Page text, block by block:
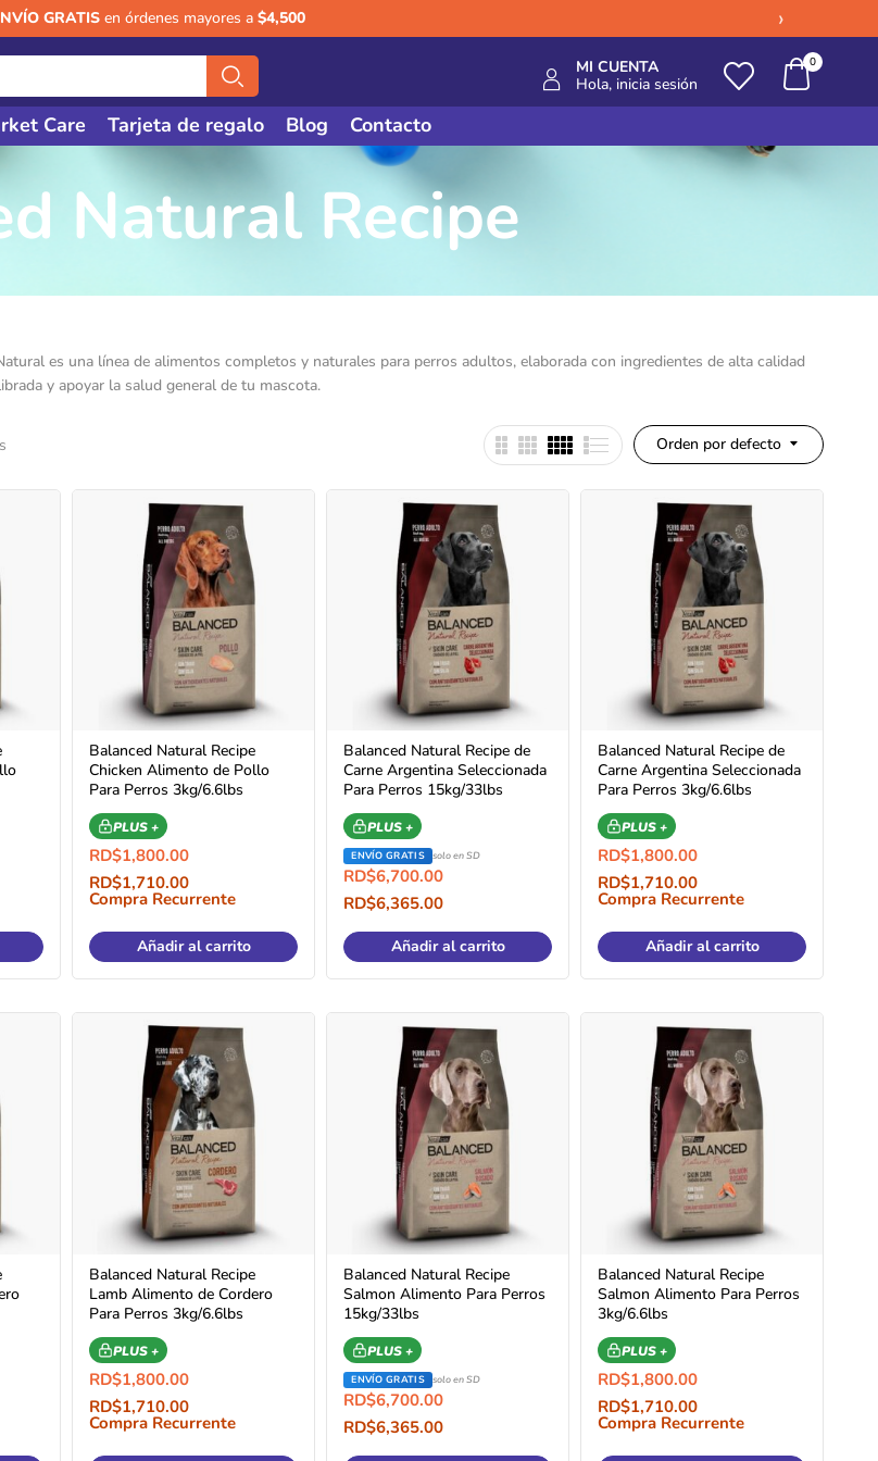
GRATISen órdenes mayores a $4,500 ›
MI CUENTA
Hola, inicia sesión
0
Care Tarjeta de regalo Blog Contacto
Natural Recipe
es una línea de alimentos completos y naturales para perros adultos, elaborada con ingredientes de alta calidad
y apoyar la salud general de tu mascota.
Orden por defecto
Balanced Natural Recipe
Chicken Alimento de Pollo
Para Perros 3kg/6.6lbs
PLUS +
RD$1,800.00
RD$1,710.00
Compra Recurrente
Añadir al carrito
Balanced Natural Recipe de
Carne Argentina Seleccionada
Para Perros 15kg/33lbs
PLUS +
ENVÍO GRATIS solo en SD
RD$6,700.00
RD$6,365.00
Añadir al carrito
Balanced Natural Recipe de
Carne Argentina Seleccionada
Para Perros 3kg/6.6lbs
PLUS +
RD$1,800.00
RD$1,710.00
Compra Recurrente
Añadir al carrito
Balanced Natural Recipe
Lamb Alimento de Cordero
Para Perros 3kg/6.6lbs
PLUS +
RD$1,800.00
RD$1,710.00
Compra Recurrente
Balanced Natural Recipe
Salmon Alimento Para Perros
15kg/33lbs
PLUS +
ENVÍO GRATIS solo en SD
RD$6,700.00
RD$6,365.00
Balanced Natural Recipe
Salmon Alimento Para Perros
3kg/6.6lbs
PLUS +
RD$1,800.00
RD$1,710.00
Compra Recurrente